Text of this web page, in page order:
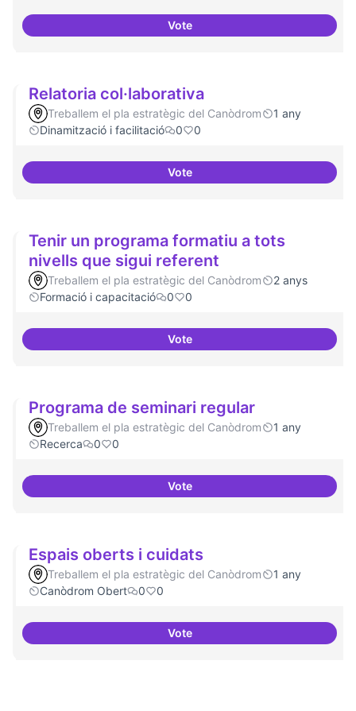
VoteOferta formativa
Relatoria col·laborativa
Treballem el pla estratègic del Canòdrom
1 any
Dinamització i facilitació
0 0
VoteRelatoria col·laborativa
Tenir un programa formatiu a tots
nivells que sigui referent
Treballem el pla estratègic del Canòdrom
2 anys
Formació i capacitació
0 0
VoteTenir un programa formatiu a
Programa de seminari regular
Treballem el pla estratègic del Canòdrom
1 any
Recerca
0 0
VotePrograma de seminari regular
Espais oberts i cuidats
Treballem el pla estratègic del Canòdrom
1 any
Canòdrom Obert
0 0
VoteEspais oberts i cuidats